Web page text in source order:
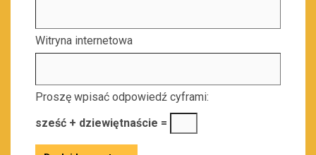
Witryna internetowa
Proszę wpisać odpowiedź cyframi:
sześć + dziewiętnaście =